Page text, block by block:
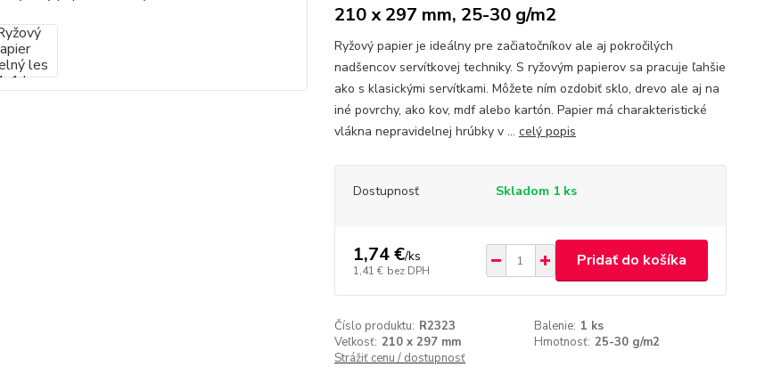
210 x 297 mm, 25-30 g/m2
Ryžový papier je ideálny pre začiatočníkov ale aj pokročilých
nadšencov servítkovej techniky. S ryžovým papierov sa pracuje ľahšie
ako s klasickými servítkami. Môžete ním ozdobiť sklo, drevo ale aj na
iné povrchy, ako kov, mdf alebo kartón. Papier má charakteristické
vlákna nepravidelnej hrúbky v ... celý popis
Dostupnosť Skladom 1 ks
1,74 €/ks
1,41 € bez DPH
Pridať do košíka
Číslo produktu: R2323 Balenie: 1 ks
Veľkosť: 210 x 297 mm Hmotnosť: 25-30 g/m2
Strážiť cenu / dostupnosť